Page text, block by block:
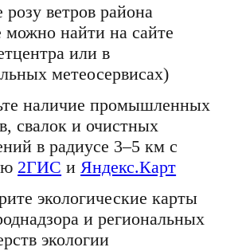
розу ветров района
можно найти на сайте
или в
метеосервисах)
наличие промышленных
свалок и очистных
в радиусе 3–5 км с
2ГИС иЯндекс.Карт
экологические карты
и региональных
экологии